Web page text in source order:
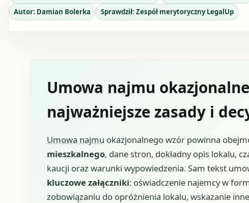
Autor: Damian Bolerka Sprawdził: Zespół merytoryczny LegalUp
Umowa najmu
najważniejsze zasady i
Umowa najmu okazjonalnego wzór powinna
mieszkalnego, dane stron, dokładny opis lokalu,
kaucji oraz warunki wypowiedzenia. Sam tekst
kluczowe załączniki: oświadczenie najemcy w
zobowiązaniu do opróżnienia lokalu, wskazanie